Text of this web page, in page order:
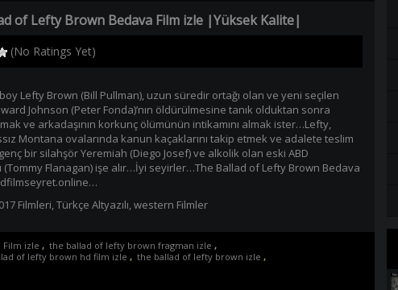
of Lefty Brown Bedava Film izle |Yüksek Kalite|
(No Ratings Yet)
Lefty Brown (Bill Pullman), uzun süredir ortağı olan ve yeni seçilen
Johnson (Peter Fonda)’nın öldürülmesine tanık olduktan sonra
ve arkadaşının korkunç ölümünün intikamını almak ister…Lefty,
Montana ovalarında kanun kaçaklarını takip etmek ve adalete teslim
bir silahşör Yeremiah (Diego Josef) ve alkolik olan eski ABD
(Tommy Flanagan) işe alır…İyi seyirler…The Ballad of Lefty Brown Bedava
Filmleri,Türkçe Altyazılı,western Filmler
Film izle , the ballad of lefty brown fragman izle ,
of lefty brown hd film izle , the ballad of lefty brown izle ,